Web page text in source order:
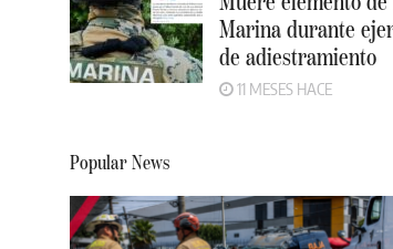
Marina durante
de adiestramiento
11 MESES HACE
Popular News